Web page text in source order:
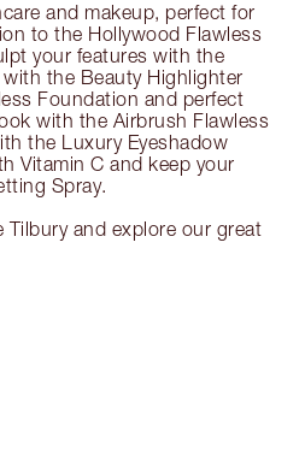
and makeup, perfect for
to the Hollywood Flawless
your features with the
the Beauty Highlighter
Foundation and perfect
with the Airbrush Flawless
the Luxury Eyeshadow
Vitamin C and keep your
Spray.
and explore our great